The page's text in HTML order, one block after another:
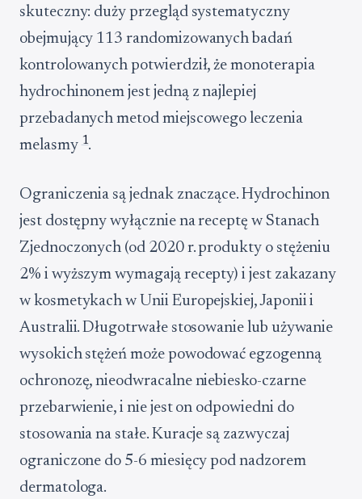
skuteczny: duży przegląd systematyczny
obejmujący 113 randomizowanych badań
kontrolowanych potwierdził, że monoterapia
hydrochinonem jest jedną z najlepiej
przebadanych metod miejscowego leczenia
melasmy 1.
Ograniczenia są jednak znaczące. Hydrochinon
jest dostępny wyłącznie na receptę w Stanach
Zjednoczonych (od 2020 r. produkty o stężeniu
2% i wyższym wymagają recepty) i jest zakazany
w kosmetykach w Unii Europejskiej, Japonii i
Australii. Długotrwałe stosowanie lub używanie
wysokich stężeń może powodować egzogenną
ochronozę, nieodwracalne niebiesko-czarne
przebarwienie, i nie jest on odpowiedni do
stosowania na stałe. Kuracje są zazwyczaj
ograniczone do 5-6 miesięcy pod nadzorem
dermatologa.